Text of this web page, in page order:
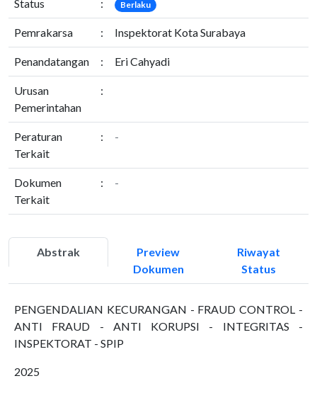
Status : Berlaku
Pemrakarsa : Inspektorat Kota Surabaya
Penandatangan : Eri Cahyadi
Urusan
Pemerintahan
:
Peraturan
Terkait
: -
Dokumen
Terkait
: -
Abstrak
Preview
Dokumen
Riwayat
Status
PENGENDALIAN KECURANGAN - FRAUD CONTROL -
ANTI FRAUD - ANTI KORUPSI - INTEGRITAS -
INSPEKTORAT - SPIP
2025